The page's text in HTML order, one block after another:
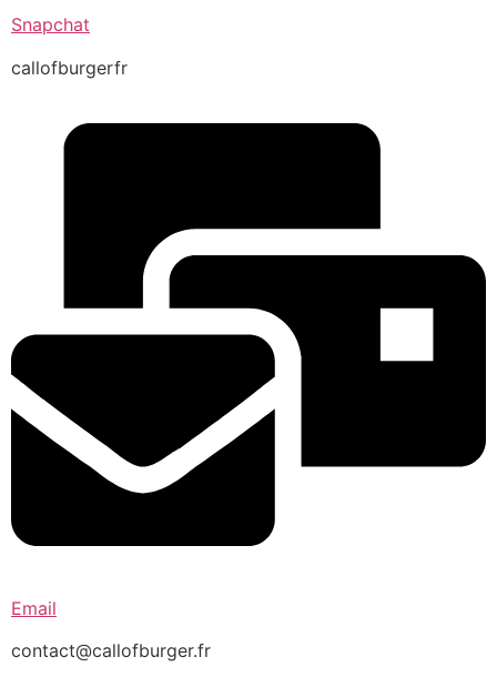
Snapchat
callofburgerfr
Email
contact@callofburger.fr